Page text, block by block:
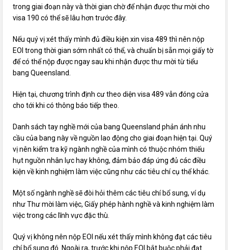
trong giai đoạn này và thời gian chờ để nhận được thư mời cho
visa 190 có thể sẽ lâu hơn trước đây.
Nếu quý vị xét thấy mình đủ điều kiện xin visa 489 thì nên nộp
EOI trong thời gian sớm nhất có thể, và chuẩn bị sẵn mọi giấy tờ
để có thể nộp được ngay sau khi nhận được thư mời từ tiểu
bang Queensland.
Hiện tại, chương trình định cư theo diện visa 489 vẫn đóng cửa
cho tới khi có thông báo tiếp theo.
Danh sách tay nghề mới của bang Queensland phản ánh nhu
cầu của bang này về nguồn lao động cho giai đoạn hiện tại. Quý
vị nên kiểm tra kỹ ngành nghề của mình có thuộc nhóm thiếu
hụt nguồn nhân lực hay không, đảm bảo đáp ứng đủ các điều
kiện về kinh nghiệm làm việc cũng như các tiêu chí cụ thể khác.
Một số ngành nghề sẽ đòi hỏi thêm các tiêu chí bổ sung, ví dụ
như Thư mời làm việc, Giấy phép hành nghề và kinh nghiệm làm
việc trong các lĩnh vực đặc thù.
Quý vị không nên nộp EOI nếu xét thấy mình không đạt các tiêu
chí bổ sung đó. Ngoài ra, trước khi nộp EOI bắt buộc phải đạt